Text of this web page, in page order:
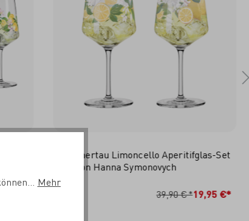
Set
Sommertau Limoncello Aperitifglas-Set
F25 von Hanna Symonovych
39,90 €*19,95 €*
Mehr